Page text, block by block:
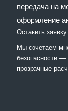
передача на
оформление
Оставить заявку
Мы сочетaем
безопасности —
прозрачные